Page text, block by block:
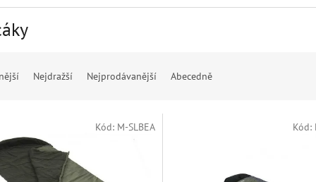
Nejdražší Nejprodávanější Abecedně
Kód: M-SLBEA Kód: